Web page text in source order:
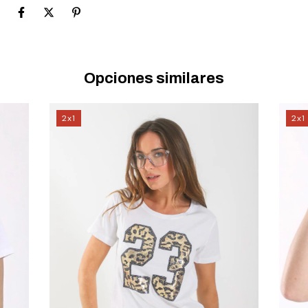
Opciones similares
2x1 2x1